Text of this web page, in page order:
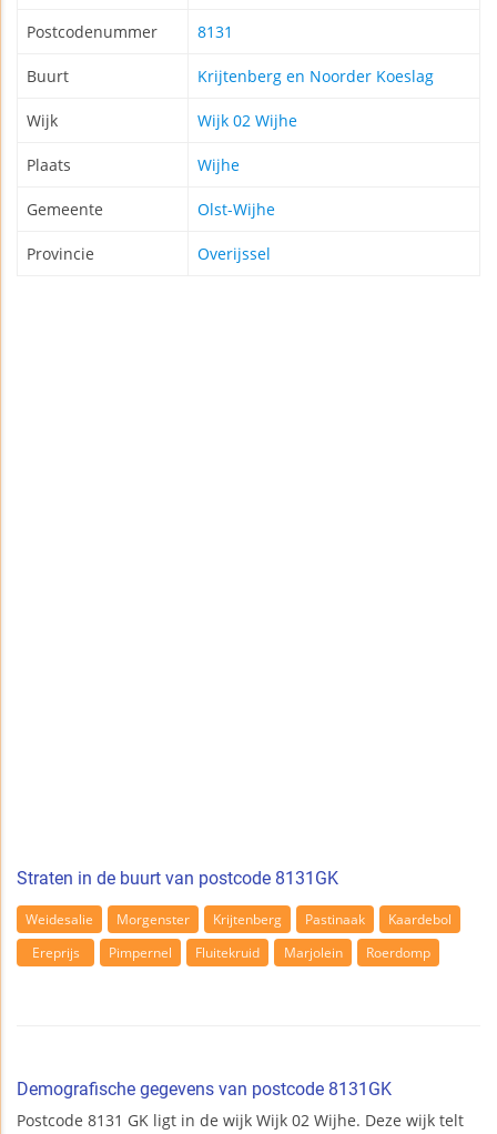
Postcodenummer 8131
Buurt Krijtenberg en Noorder Koeslag
Wijk Wijk 02 Wijhe
Plaats Wijhe
Gemeente Olst-Wijhe
Provincie Overijssel
Straten in de buurt van postcode 8131GK
Weidesalie Morgenster Krijtenberg Pastinaak
Kaardebol
Ereprijs
Pimpernel Fluitekruid Marjolein Roerdomp
Demografische gegevens van postcode 8131GK
Postcode 8131 GK ligt in de wijk Wijk 02 Wijhe. Deze wijk telt